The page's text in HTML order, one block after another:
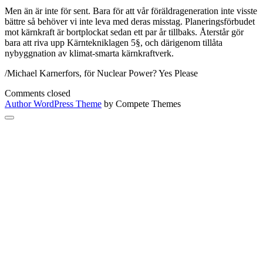
Men än är inte för sent. Bara för att vår föräldrageneration inte visste
bättre så behöver vi inte leva med deras misstag. Planeringsförbudet
mot kärnkraft är bortplockat sedan ett par år tillbaks. Återstår gör
bara att riva upp Kärntekniklagen 5§, och därigenom tillåta
nybyggnation av klimat-smarta kärnkraftverk.
/Michael Karnerfors, för Nuclear Power? Yes Please
Comments closed
Author WordPress Theme by Compete Themes
Scroll